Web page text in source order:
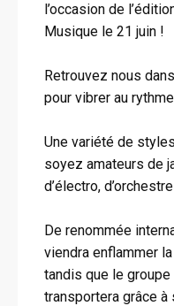
l’occasion de
Musique le 21 juin !
Retrouvez nous
pour vibrer au
Une variété de
soyez amateurs de
d’électro,
De renommée
viendra enflammer
tandis que le
transportera grâce